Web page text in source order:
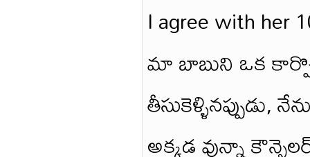
I agree with her
మా బాబుని ఒక
అక్కడ వున్నా